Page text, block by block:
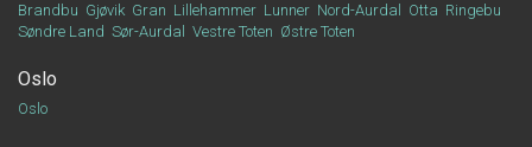
Brandbu Gjøvik Gran Lillehammer Lunner Nord-Aurdal Otta Ringebu
Søndre Land Sør-Aurdal Vestre Toten Østre Toten
Oslo
Oslo